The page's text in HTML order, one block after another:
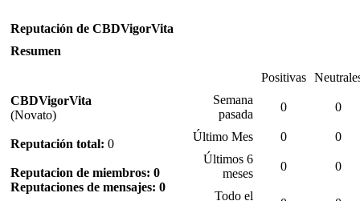
Reputación de CBDVigorVita
Resumen
CBDVigorVita
(Novato)
Reputación total: 0
Reputacion de miembros: 0
Reputaciones de mensajes: 0
Positivas
Semana
pasada
0 0
Último Mes 0
0
Últimos 6
meses
0 0
Todo el